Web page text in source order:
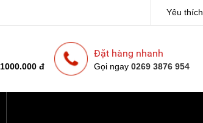
Yêu thích
1000.000 đ
Đặt hàng nhanh
Gọi ngay 0269 3876 954